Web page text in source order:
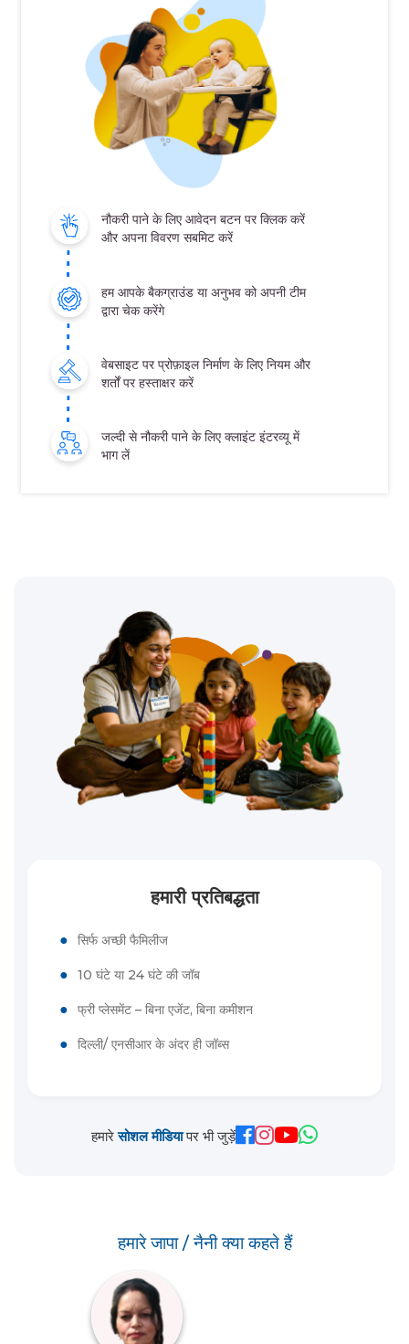
नौकरी पाने के लिए आवेदन बटन पर क्लिक करें
और अपना विवरण सबमिट करें
हम आपके बैकग्राउंड या अनुभव को अपनी टीम
द्वारा चेक करेंगे
वेबसाइट पर प्रोफ़ाइल निर्माण के लिए नियम और
शर्तों पर हस्ताक्षर करें
जल्दी से नौकरी पाने के लिए क्लाइंट इंटरव्यू में
भाग लें
हमारी प्रतिबद्धता
● सिर्फ अच्छी फैमिलीज
● 10 घंटे या 24 घंटे की जॉब
● फ्री प्लेसमेंट – बिना एजेंट, बिना कमीशन
● दिल्ली/ एनसीआर के अंदर ही जॉब्स
हमारेसोशल मीडियापर भी जुड़ें
हमारे जापा / नैनी क्या कहते हैं